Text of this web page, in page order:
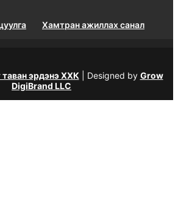
Хамтран ажиллах санал
таван эрдэнэ ХХК | Designed by Grow
DigiBrand LLC